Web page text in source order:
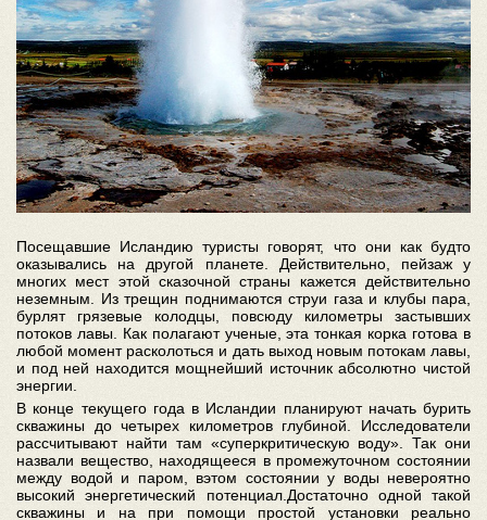
Посещавшие Исландию туристы говорят, что они как будто
оказывались на другой планете. Действительно, пейзаж у
многих мест этой сказочной страны кажется действительно
неземным. Из трещин поднимаются струи газа и клубы пара,
бурлят грязевые колодцы, повсюду километры застывших
потоков лавы. Как полагают ученые, эта тонкая корка готова в
любой момент расколоться и дать выход новым потокам лавы,
и под ней находится мощнейший источник абсолютно чистой
энергии.
В конце текущего года в Исландии планируют начать бурить
скважины до четырех километров глубиной. Исследователи
рассчитывают найти там «суперкритическую воду». Так они
назвали вещество, находящееся в промежуточном состоянии
между водой и паром, вэтом состоянии у воды невероятно
высокий энергетический потенциал.Достаточно одной такой
скважины и на при помощи простой установки реально